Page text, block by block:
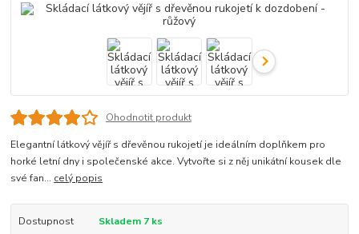
Ohodnotit produkt
Elegantní látkový vějíř s dřevěnou rukojetí je ideálním doplňkem pro
horké letní dny i společenské akce. Vytvořte si z něj unikátní kousek dle
své fan... celý popis
Dostupnost
Skladem 7 ks